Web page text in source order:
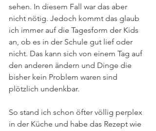
sehen. In diesem Fall war das aber
nicht nötig. Jedoch kommt das glaub
ich immer auf die Tagesform der Kids
an, ob es in der Schule gut lief oder
nicht. Das kann sich von einem Tag auf
den anderen ändern und Dinge die
bisher kein Problem waren sind
plötzlich undenkbar.
So stand ich schon öfter völlig perplex
in der Küche und habe das Rezept wie